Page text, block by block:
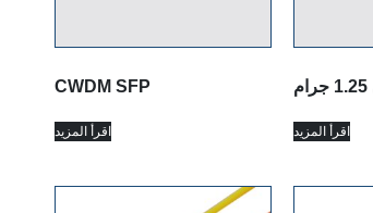
CWDM SFP
اقرأ المزيد اقرأ المزيد